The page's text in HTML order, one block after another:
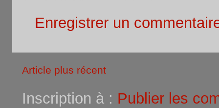
Enregistrer un
Article plus récent
Inscription à : Publier les